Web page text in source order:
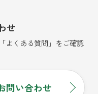
せ
よくある質問」をご確認
問い合わせ